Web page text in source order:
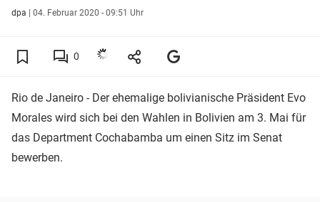
dpa | 04. Februar 2020 - 09:51 Uhr
0
Rio de Janeiro - Der ehemalige bolivianische Präsident Evo
Morales wird sich bei den Wahlen in Bolivien am 3. Mai für
das Department Cochabamba um einen Sitz im Senat
bewerben.